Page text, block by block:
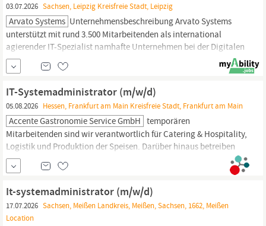
03.07.2026 Sachsen, Leipzig Kreisfreie Stadt, Leipzig
Arvato Systems Unternehmensbeschreibung Arvato Systems
unterstützt mit rund 3.500 Mitarbeitenden als international
agierender IT-Spezialist namhafte Unternehmen bei der Digitalen
Transformation. Ausgeprägtes Branchen-Know-how, hohes
technisches Verständnis und ein klarer Fokus auf
Kundenbedürfnisse zeichnen uns aus. Im Team entwickeln wir
innovative IT-Lösungen, bringen unsere Kunden...
IT-Systemadministrator (m/w/d)
05.08.2026 Hessen, Frankfurt am Main Kreisfreie Stadt, Frankfurt am Main
Accente Gastronomie Service GmbH temporären
Mitarbeitenden sind wir verantwortlich für Catering & Hospitality,
Logistik und Produktion der Speisen. Darüber hinaus betreiben
wir das größte Frankfurter Wirtshaus Depot 1899 in
Sachsenhausen,die optimale Location für Veranstaltungen bis zu
1.000 Personen. Ihre Ansprechpartnerin Inke Morhenn Recruiterin
HIER BEWERBEN Accente...
It-systemadministrator (m/w/d)
17.07.2026 Sachsen, Meißen Landkreis, Meißen, Sachsen, 1662, Meißen
Location